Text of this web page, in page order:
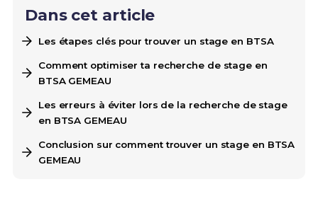
Dans cet article
Les étapes clés pour trouver un stage en BTSA
Comment optimiser ta recherche de stage en
BTSA GEMEAU
Les erreurs à éviter lors de la recherche de stage
en BTSA GEMEAU
Conclusion sur comment trouver un stage en BTSA
GEMEAU